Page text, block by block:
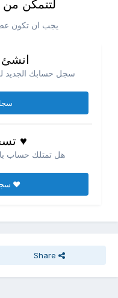
لتتمكن من
يجب ان تكون
سجل حسابك الجديد
♥
هل تمتلك حساب
♥
Share